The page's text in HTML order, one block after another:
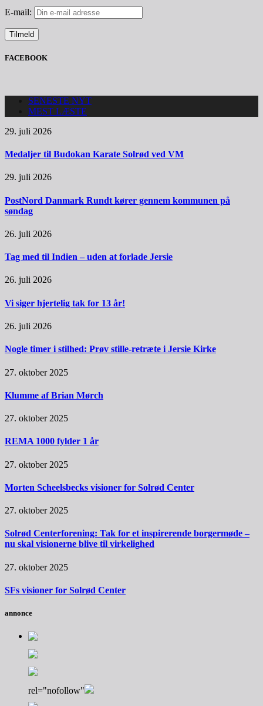
E-mail:
FACEBOOK
SENESTE NYT
MEST LÆSTE
29. juli 2026
Medaljer til Budokan Karate Solrød ved VM
29. juli 2026
PostNord Danmark Rundt kører gennem kommunen på
søndag
26. juli 2026
Tag med til Indien – uden at forlade Jersie
26. juli 2026
Vi siger hjertelig tak for 13 år!
26. juli 2026
Nogle timer i stilhed: Prøv stille-retræte i Jersie Kirke
27. oktober 2025
Klumme af Brian Mørch
27. oktober 2025
REMA 1000 fylder 1 år
27. oktober 2025
Morten Scheelsbecks visioner for Solrød Center
27. oktober 2025
Solrød Centerforening: Tak for et inspirerende borgermøde –
nu skal visionerne blive til virkelighed
27. oktober 2025
SFs visioner for Solrød Center
annonce
rel="nofollow"